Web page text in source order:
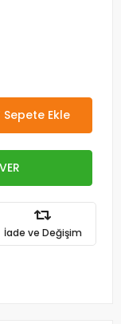
Sepete Ekle
İade ve Değişim